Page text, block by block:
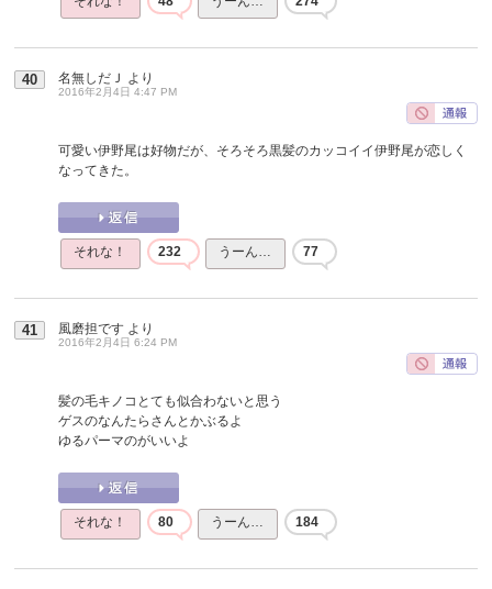
40 名無しだＪ より
2016年2月4日 4:47 PM
可愛い伊野尾は好物だが、そろそろ黒髪のカッコイイ伊野尾が恋しく
なってきた。
それな！ 232 うーん… 77
41 風磨担です より
2016年2月4日 6:24 PM
髪の毛キノコとても似合わないと思う
ゲスのなんたらさんとかぶるよ
ゆるパーマのがいいよ
それな！ 80 うーん… 184